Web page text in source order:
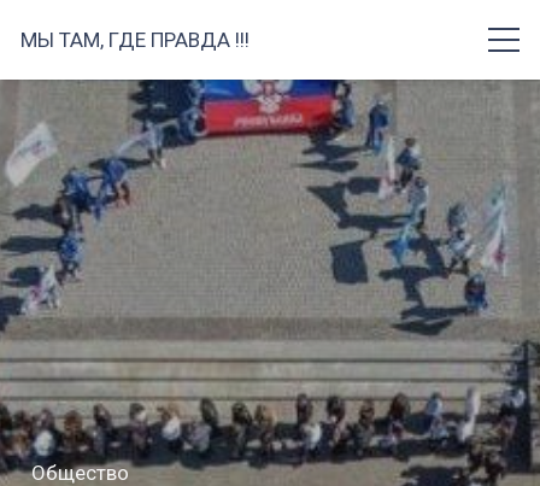
МЫ ТАМ, ГДЕ ПРАВДА !!!
Общество